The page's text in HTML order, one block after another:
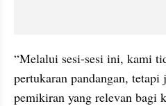
“Melalui sesi-sesi ini, kami
pertukaran pandangan,
pemikiran yang relevan bagi